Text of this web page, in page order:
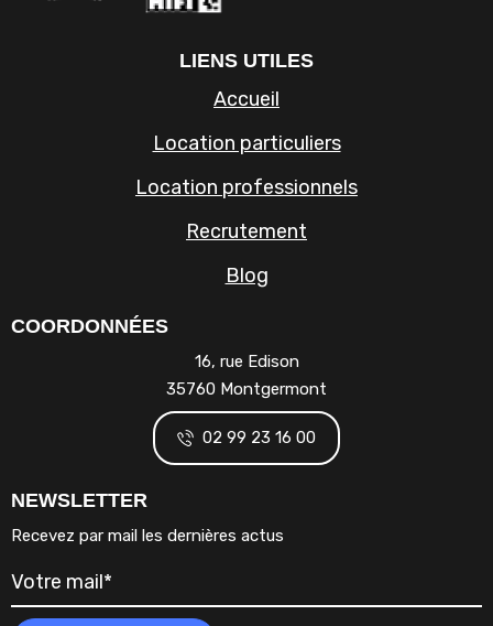
LIENS UTILES
Accueil
Location particuliers
Location professionnels
Recrutement
Blog
COORDONNÉES
16, rue Edison
35760 Montgermont
02 99 23 16 00
NEWSLETTER
Recevez par mail les dernières actus